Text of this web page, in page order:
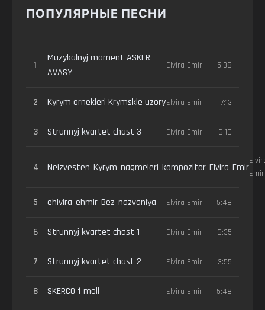
ПОПУЛЯРНЫЕ ПЕСНИ
1
Muzykalnyj moment ASKER
AVASY
Elvira Emir 5:38
2 Kyrym ornekleri Krymskie uzoryElvira Emir 7:13
3 Strunnyj kvartet chast 3 Elvira Emir 6:10
4 Neizvesten_Kyrym_nagmeleri_kompozitor_Elvira_Emir
Emir
5 ehlvira_ehmir_Bez_nazvaniya Elvira Emir 5:48
6 Strunnyj kvartet chast 1 Elvira Emir 6:35
7 Strunnyj kvartet chast 2 Elvira Emir 3:55
8 SKERCO f moll Elvira Emir 5:48